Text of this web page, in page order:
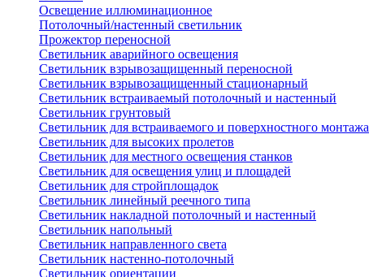
Освещение иллюминационное
Потолочный/настенный светильник
Прожектор переносной
Светильник аварийного освещения
Светильник взрывозащищенный переносной
Светильник взрывозащищенный стационарный
Светильник встраиваемый потолочный и настенный
Светильник грунтовый
Светильник для встраиваемого и поверхностного монтажа
Светильник для высоких пролетов
Светильник для местного освещения станков
Светильник для освещения улиц и площадей
Светильник для стройплощадок
Светильник линейный реечного типа
Светильник накладной потолочный и настенный
Светильник напольный
Светильник направленного света
Светильник настенно-потолочный
Светильник ориентации